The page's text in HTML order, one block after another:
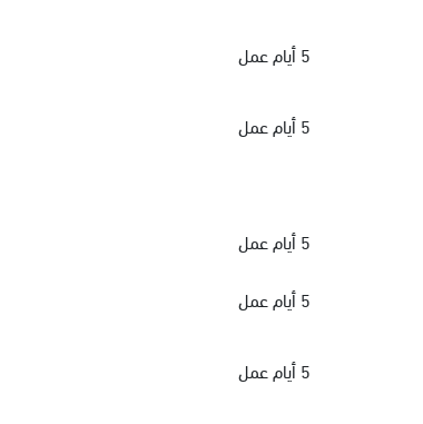
5 أيام عمل
5 أيام عمل
5 أيام عمل
5 أيام عمل
5 أيام عمل